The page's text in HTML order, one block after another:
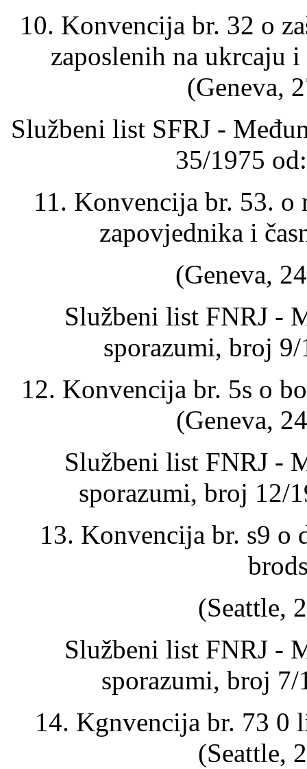
10. Konvencija br. 32 o
zaposlenih na ukrcaju
(Geneva,
Službeni list SFRJ -
35/1975
11. Konvencija br. 53. o
zapovjednika i
(Geneva,
Službeni list FNRJ -
sporazumi, broj
12. Konvencija br. 5s o
(Geneva,
Službeni list FNRJ -
sporazumi, broj 12/
13. Konvencija br. s9 o
(Seattle,
Službeni list FNRJ -
sporazumi, broj
14. Kgnvencija br. 73 0
(Seattle,